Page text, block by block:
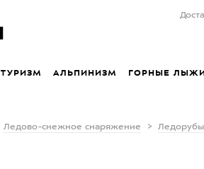
ТУРИЗМ АЛЬПИНИЗМ ГОРНЫЕ
Ледово-снежное снаряжение